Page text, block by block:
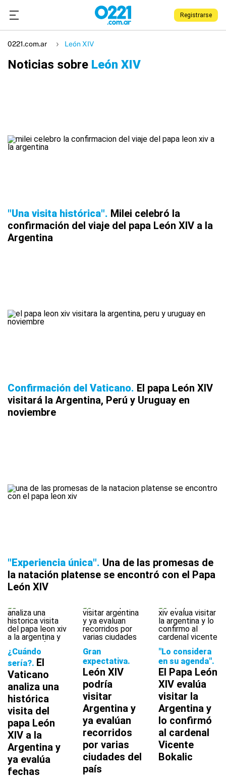
Registrarse
0221.com.ar León XIV
Noticias sobre León XIV
"Una visita histórica" Milei celebró la
confirmación del viaje del papa León XIV a la
Argentina
Confirmación del Vaticano El papa León XIV
visitará la Argentina, Perú y Uruguay en
noviembre
"Experiencia única" Una de las promesas de
la natación platense se encontró con el Papa
León XIV
¿Cuándo
sería? El
Vaticano
analiza una
histórica
visita del
papa León
XIV a la
Argentina y
ya evalúa
fechas
Gran
expectativa
León XIV
podría
visitar
Argentina y
ya evalúan
recorridos
por varias
ciudades del
país
"Lo considera
en su agenda"
El Papa León
XIV evalúa
visitar la
Argentina y
lo confirmó
al cardenal
Vicente
Bokalic